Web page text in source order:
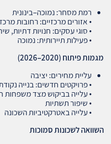
רמת מסחר: נמוכה–בינונית
• אזורים מרכזיים: רחובות
• סוגי עסקים: חנויות דתיות,
• פעילות תיירותית: נמוכה
מגמות פיתוח (2020–2026)
עליית מחירים: יציבה
• פרויקטים חדשים: בנייה
• עלייה בביקוש מצד משפחות
• שיפור תשתיות
• עלייה באטרקטיביות השכונה
השוואה לשכונות סמוכות